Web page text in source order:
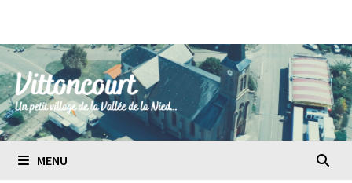
contenu
MENU